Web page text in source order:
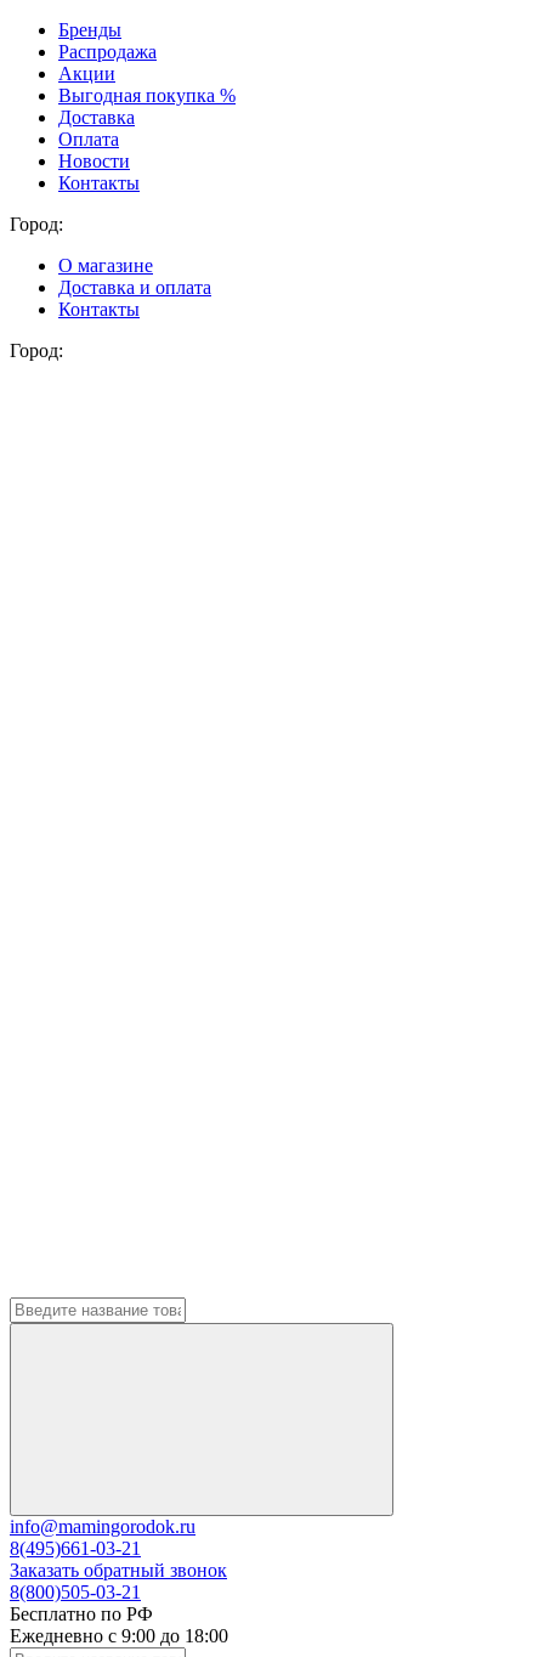
Бренды
Распродажа
Акции
Выгодная покупка %
Доставка
Оплата
Новости
Контакты
Город:
О магазине
Доставка и оплата
Контакты
Город:
info@mamingorodok.ru
8(495)661-03-21
Заказать обратный звонок
8(800)505-03-21
Бесплатно по РФ
Ежедневно с 9:00 до 18:00